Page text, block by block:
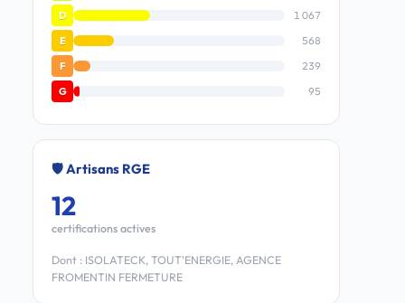
D 1 067
E 568
F 239
G 95
🛡️ Artisans RGE
12
certifications actives
Dont : ISOLATECK, TOUT'ENERGIE, AGENCE
FROMENTIN FERMETURE